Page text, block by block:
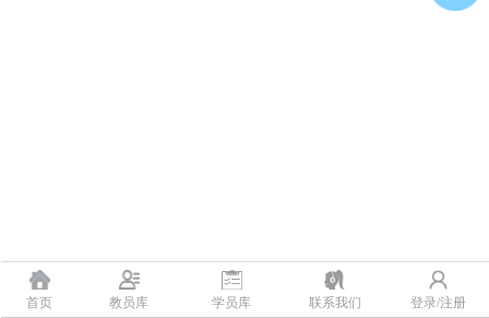
首页 教员库 学员库 联系我们 登录/注册